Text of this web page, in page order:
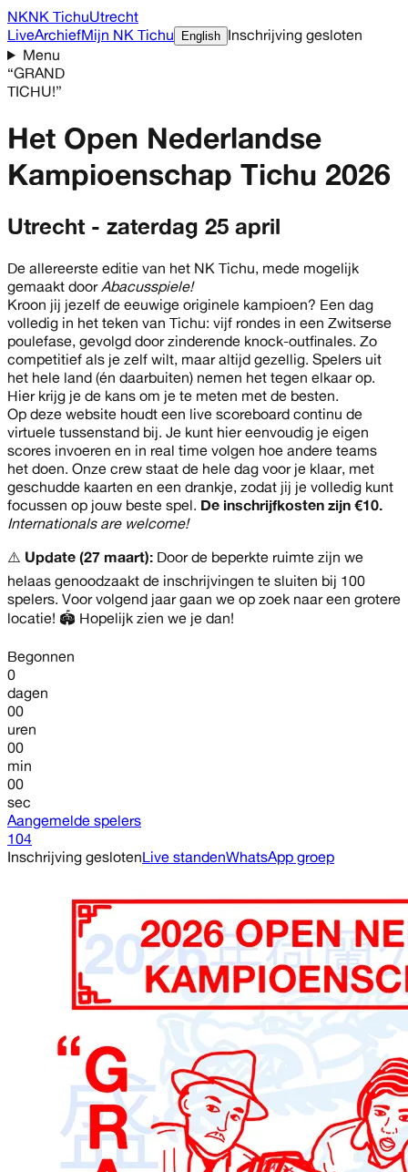
NKNK TichuUtrecht
LiveArchiefMijn NK Tichu English Inschrijving gesloten
Menu
“GRAND
TICHU!”
Het Open Nederlandse
Kampioenschap Tichu 2026
Utrecht - zaterdag 25 april
De allereerste editie van het NK Tichu, mede mogelijk
gemaakt doorAbacusspiele!
Kroon jij jezelf de eeuwige originele kampioen? Een dag
volledig in het teken van Tichu: vijf rondes in een Zwitserse
poulefase, gevolgd door zinderende knock-outfinales. Zo
competitief als je zelf wilt, maar altijd gezellig. Spelers uit
het hele land (én daarbuiten) nemen het tegen elkaar op.
Hier krijg je de kans om je te meten met de besten.
Op deze website houdt een live scoreboard continu de
virtuele tussenstand bij. Je kunt hier eenvoudig je eigen
scores invoeren en in real time volgen hoe andere teams
het doen. Onze crew staat de hele dag voor je klaar, met
geschudde kaarten en een drankje, zodat jij je volledig kunt
focussen op jouw beste spel. De inschrijfkosten zijn €10.
Internationals are welcome!
⚠️ Update (27 maart): Door de beperkte ruimte zijn we
helaas genoodzaakt de inschrijvingen te sluiten bij 100
spelers. Voor volgend jaar gaan we op zoek naar een grotere
locatie! 🏟️ Hopelijk zien we je dan!
Begonnen
0
dagen
00
uren
00
min
00
sec
Aangemelde spelers
104
Inschrijving geslotenLive standenWhatsApp groep